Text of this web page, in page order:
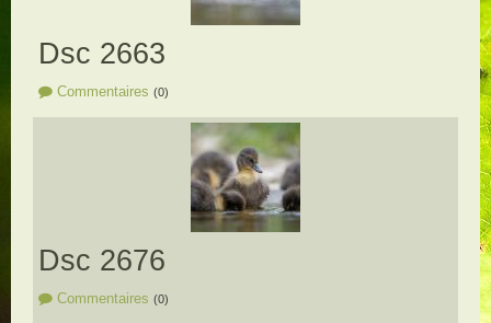
Dsc 2663
Commentaires (0)
Dsc 2676
Commentaires (0)